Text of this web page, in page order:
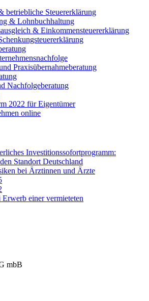
betriebliche Steuererklärung
& Lohnbuchhaltung
& Einkommensteuererklärung
Praxisübernahmeberatung
Nachfolgeberatung
2022 für Eigentümer
online
Investitionssofortprogramm:
Standort Deutschland
bei Ärztinnen und Ärzte
einer vermieteten
mbB